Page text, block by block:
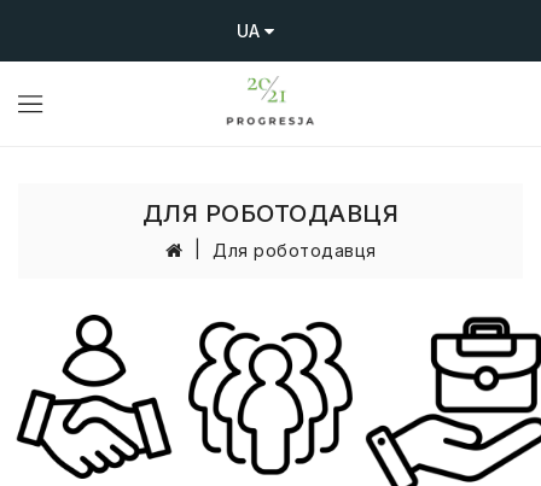
UA
ДЛЯ РОБОТОДАВЦЯ
Для роботодавця